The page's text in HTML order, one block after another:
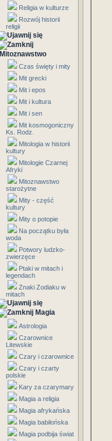
Religia w kulturze
Rozwój historii
religii
Mitoznawstwo
Czas święty i mity
Mit grecki
Mit i epos
Mit i kultura
Mit i sen
Mit kosmogoniczny
Ks. Rodz.
Mitologia w historii
kultury
Mitologie Czarnej
Afryki
Mitoznawstwo
starożytne
Mity - część
kultury
Mity o potopie
Na początku była
woda
Potwory ludzko-
zwierzęce
Ptaki w mitach i
legendach
Znaki Zodiaku w
mitach
Magia
Astrologia
Czarownice
Litewskie
Czary i czarownice
Czary i czarty
polskie
Kary za czarymary
Magia a religia
Magia afrykańska
Magia babilońska
Magia podbija świat